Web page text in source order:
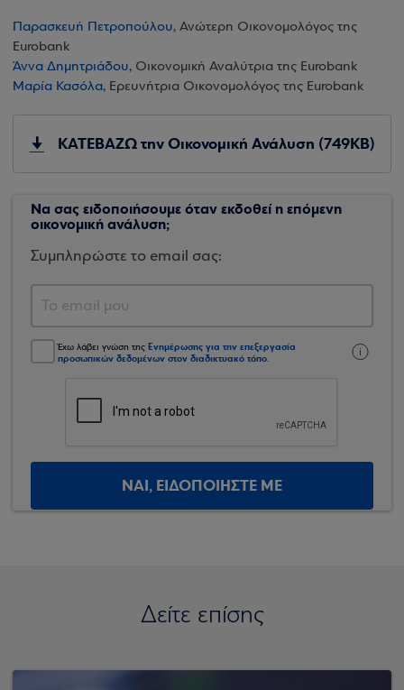
Παρασκευή Πετροπούλου, Ανώτερη Οικονομολόγος της
Eurobank
Άννα Δημητριάδου, Οικονομική Αναλύτρια της Eurobank
Μαρία Κασόλα, Ερευνήτρια Οικονομολόγος της Eurobank
ΚΑΤΕΒΑΖΩ την Οικονομική Ανάλυση (749KB)
Να σας ειδοποιήσουμε όταν εκδοθεί η επόμενη
οικονομική ανάλυση;
Συμπληρώστε το email σας:
Έχω λάβει γνώση της Ενημέρωσης για την επεξεργασία
προσωπικών δεδομένων στον διαδικτυακό τόπο.
ΝΑΙ, ΕΙΔΟΠΟΙΗΣΤΕ ΜΕ
Δείτε επίσης